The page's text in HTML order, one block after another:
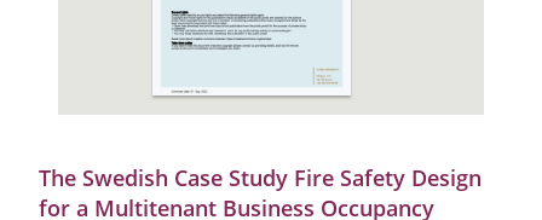
The Swedish Case Study Fire Safety Design
for a Multitenant Business Occupancy